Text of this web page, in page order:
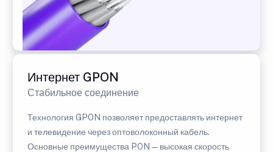
Интернет GPON
Стабильное соединение
Технология GPON позволяет предоставлять интернет
и телевидение через оптоволоконный кабель.
Основные преимущества PON — высокая скорость